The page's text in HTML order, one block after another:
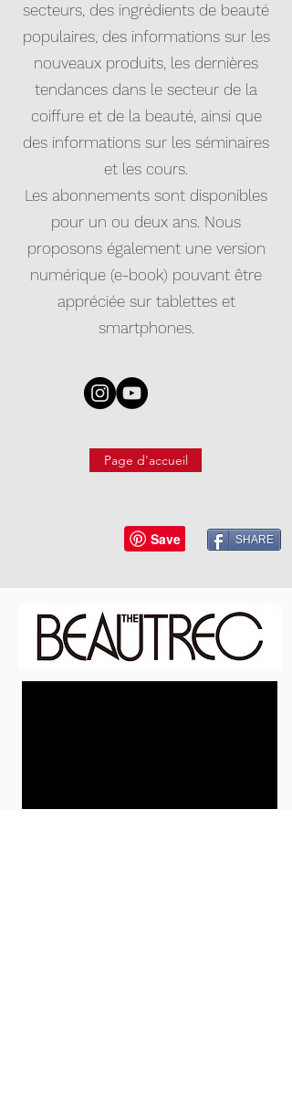
secteurs, des ingrédients de beauté
populaires, des informations sur les
nouveaux produits, les dernières
tendances dans le secteur de la
coiffure et de la beauté, ainsi que
des informations sur les séminaires
et les cours.
Les abonnements sont disponibles
pour un ou deux ans. Nous
proposons également une version
numérique (e-book) pouvant être
appréciée sur tablettes et
smartphones.
Page d'accueil
SHARE